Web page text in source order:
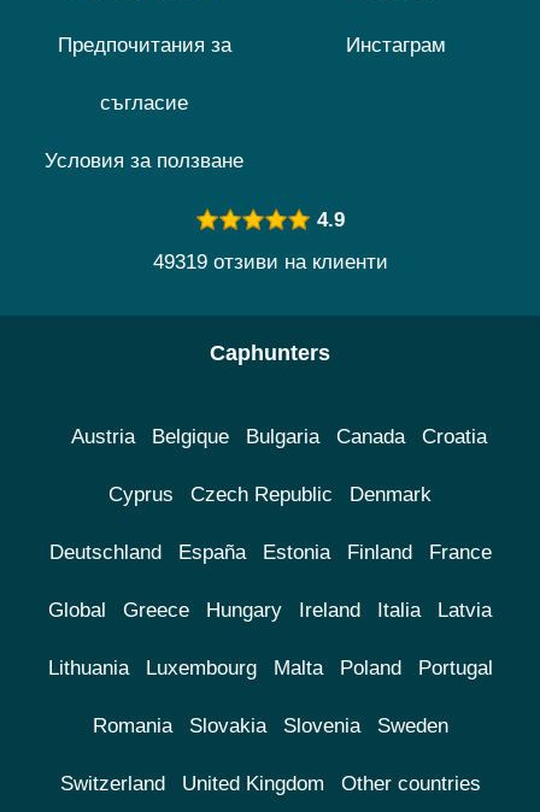
Предпочитания за
съгласие
Условия за ползване
Инстаграм
4.9
49319 отзиви на клиенти
Caphunters
Austria Belgique Bulgaria Canada Croatia
Cyprus Czech Republic Denmark
Deutschland España Estonia Finland France
Global Greece Hungary Ireland Italia Latvia
Lithuania Luxembourg Malta Poland Portugal
Romania Slovakia Slovenia Sweden
Switzerland United Kingdom Other countries